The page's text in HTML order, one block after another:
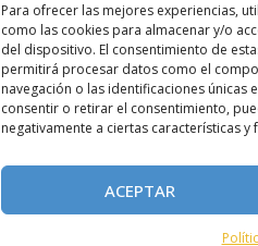
Para ofrecer las mejores experiencias,
como las cookies para almacenar y/o
del dispositivo. El consentimiento de
permitirá procesar datos como el
navegación o las identificaciones únicas
consentir o retirar el consentimiento,
negativamente a ciertas características y
ACEPTAR